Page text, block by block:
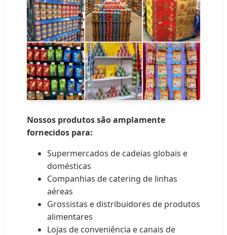
Nossos produtos são amplamente
fornecidos para:
Supermercados de cadeias globais e
domésticas
Companhias de catering de linhas
aéreas
Grossistas e distribuidores de produtos
alimentares
Lojas de conveniência e canais de